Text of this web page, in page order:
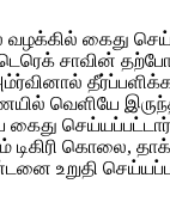
கைது
சாவின்
வெளியே
கைது
டிகிரி கொலை,
உறுதி